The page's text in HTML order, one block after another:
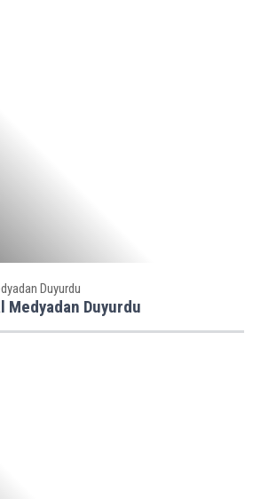
Medyadan Duyurdu